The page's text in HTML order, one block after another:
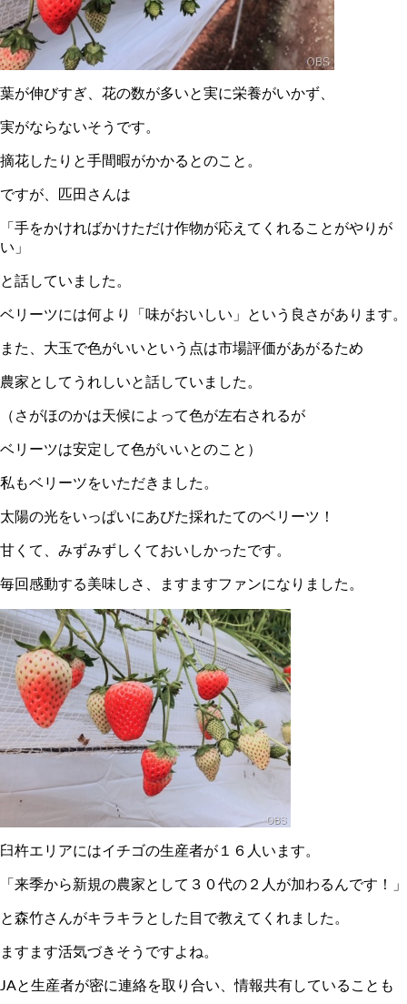
葉が伸びすぎ、花の数が多いと実に栄養がいかず、
実がならないそうです。
摘花したりと手間暇がかかるとのこと。
ですが、匹田さんは
「手をかければかけただけ作物が応えてくれることがやりが
い」
と話していました。
ベリーツには何より「味がおいしい」という良さがあります。
また、大玉で色がいいという点は市場評価があがるため
農家としてうれしいと話していました。
（さがほのかは天候によって色が左右されるが
ベリーツは安定して色がいいとのこと）
私もベリーツをいただきました。
太陽の光をいっぱいにあびた採れたてのベリーツ！
甘くて、みずみずしくておいしかったです。
毎回感動する美味しさ、ますますファンになりました。
臼杵エリアにはイチゴの生産者が１６人います。
「来季から新規の農家として３０代の２人が加わるんです！」
と森竹さんがキラキラとした目で教えてくれました。
ますます活気づきそうですよね。
JAと生産者が密に連絡を取り合い、情報共有していることも